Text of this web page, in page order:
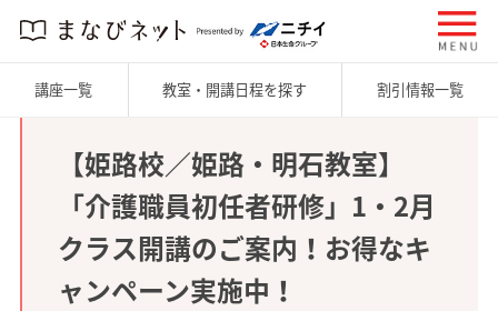
講座一覧 教室・開講日程を探す 割引情報一覧
【姫路校／姫路・明石教室】
「介護職員初任者研修」1・2月
クラス開講のご案内！お得なキ
ャンペーン実施中！